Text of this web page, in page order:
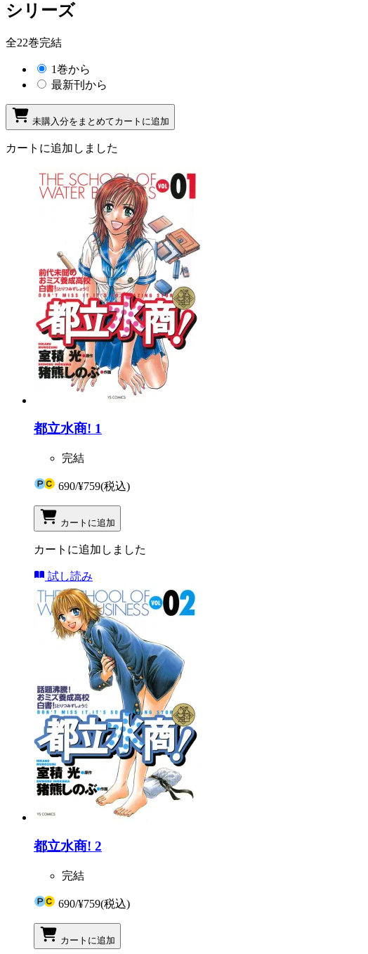
シリーズ
全22巻完結
1巻から
最新刊から
未購入分をまとめてカートに追加
カートに追加しました
都立水商! 1
完結
690/¥759(税込)
カートに追加
カートに追加しました
試し読み
都立水商! 2
完結
690/¥759(税込)
カートに追加